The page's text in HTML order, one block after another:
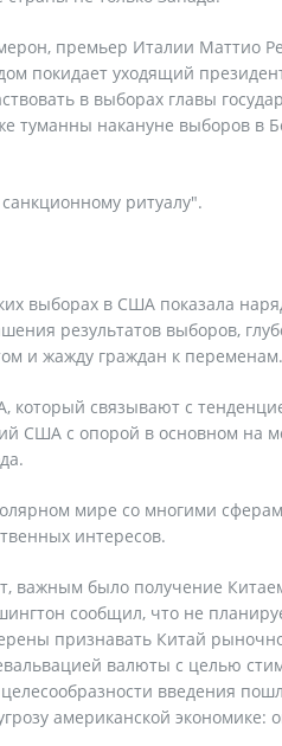
премьер Италии Маттио
покидает уходящий
в выборах главы
туманны накануне выборов в
ритуалу".
выборах в США показала
результатов выборов,
и жажду граждан к переменам.
который связывают с
США с опорой в основном на
мире со многими
интересов.
важным было получение
сообщил, что не
признавать Китай
валюты с целью
введения
американской экономике: